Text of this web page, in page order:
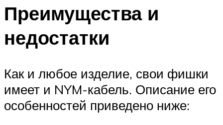
Преимущества и
недостатки
Как и любое изделие, свои фишки
имеет и NYM-кабель. Описание его
особенностей приведено ниже: